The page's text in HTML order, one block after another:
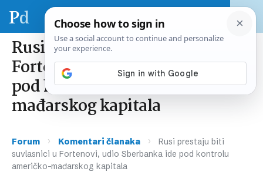
Rusi prestaju biti suvlasnici u
Fortenovi, udio Sberbanka ide
pod kontrolu američko-
mađarskog kapitala
Forum › Komentari članaka ›
Rusi prestaju biti
suvlasnici u Fortenovi, udio Sberbanka ide pod kontrolu
američko-mađarskog kapitala